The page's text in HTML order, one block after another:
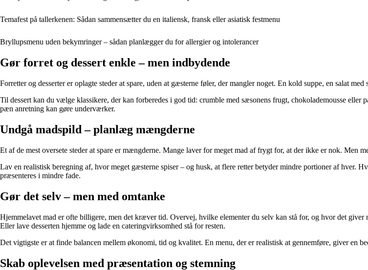
Temafest på tallerkenen: Sådan sammensætter du en italiensk, fransk eller asiatisk festmenu
Bryllupsmenu uden bekymringer – sådan planlægger du for allergier og intolerancer
Gør forret og dessert enkle – men indbydende
Forretter og desserter er oplagte steder at spare, uden at gæsterne føler, der mangler noget. En kold suppe, en salat
Til dessert kan du vælge klassikere, der kan forberedes i god tid: crumble med sæsonens frugt, chokolademousse
pæn anretning kan gøre underværker.
Undgå madspild – planlæg mængderne
Et af de mest oversete steder at spare er mængderne. Mange laver for meget mad af frygt for, at der ikke er nok. Men
Lav en realistisk beregning af, hvor meget gæsterne spiser – og husk, at flere retter betyder mindre portioner af hver.
præsenteres i mindre fade.
Gør det selv – men med omtanke
Hjemmelavet mad er ofte billigere, men det kræver tid. Overvej, hvilke elementer du selv kan stå for, og hvor det
Eller lave desserten hjemme og lade en cateringvirksomhed stå for resten.
Det vigtigste er at finde balancen mellem økonomi, tid og kvalitet. En menu, der er realistisk at gennemføre, giver en
Skab oplevelsen med præsentation og stemning